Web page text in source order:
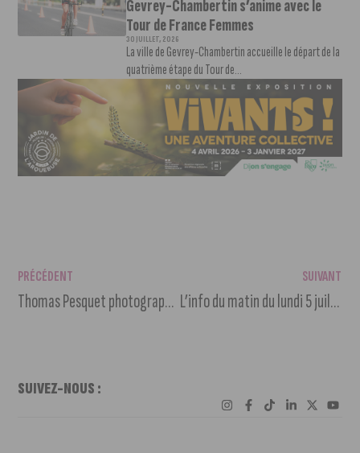
Gevrey-Chambertin s’anime avec le
Tour de France Femmes
30 JUILLET, 2026
La ville de Gevrey-Chambertin accueille le départ de la
quatrième étape du Tour de...
PRÉCÉDENT
Thomas Pesquet photographie Dijon depuis la Station Spatiale Internationale
SUIVANT
L’info du matin du lundi 5 juillet 2021
SUIVEZ-NOUS :